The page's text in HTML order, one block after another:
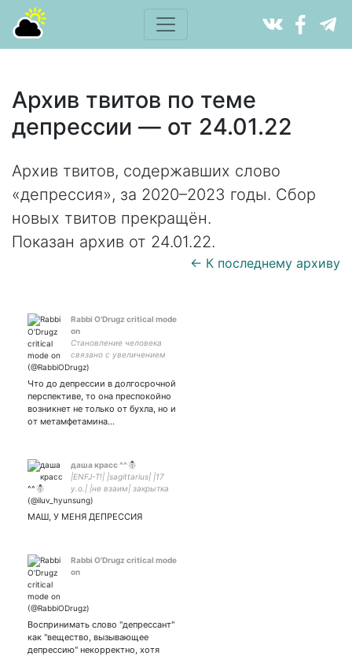
Архив твитов по теме
депрессии — от 24.01.22
Архив твитов, содержавших слово
«депрессия», за 2020–2023 годы. Сбор
новых твитов прекращён.
Показан архив от 24.01.22.
← К последнему архиву
Rabbi O'Drugz critical mode
on
Становление человека
связано с увеличением
разнообразия
веществ. — Фридрих
Энгельс
Что до депрессии в долгосрочной
перспективе, то она преспокойно
возникнет не только от бухла, но и
от метамфетамина…
даша красс ^^☃️
|ENFJ-T!| |sagittarius| |17
y.o.| |не взаим| закрытка
inst: daria._.krass
МАШ, У МЕНЯ ДЕПРЕССИЯ
Rabbi O'Drugz critical mode
on
Воспринимать слово "депрессант"
как "вещество, вызывающее
депрессию" некорректно, хотя